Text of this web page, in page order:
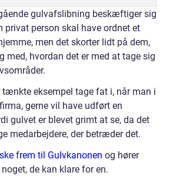
gulvafslibning beskæftiger sig
privat person skal have ordnet et
men det skorter lidt på dem,
med, hvordan det er med at tage sig
tænkte eksempel tage fat i, når man i
gerne vil have udført en
gulvet er blevet grimt at se, da det
medarbejdere, der betræder det.
frem til Gulvkanonen og hører
de kan klare for en.